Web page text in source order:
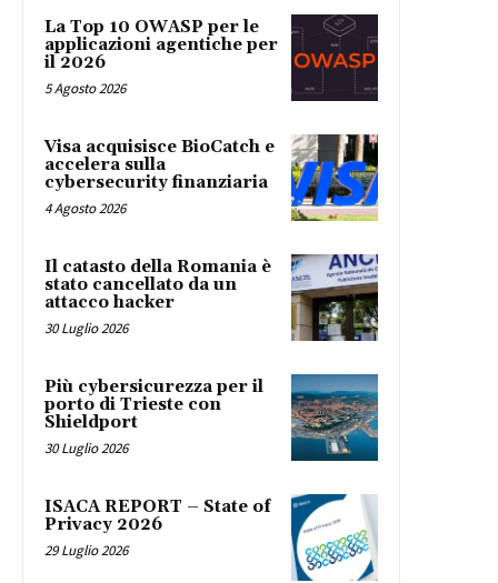
La Top 10 OWASP per le
applicazioni agentiche per
il 2026
5 Agosto 2026
Visa acquisisce BioCatch e
accelera sulla
cybersecurity finanziaria
4 Agosto 2026
Il catasto della Romania è
stato cancellato da un
attacco hacker
30 Luglio 2026
Più cybersicurezza per il
porto di Trieste con
Shieldport
30 Luglio 2026
ISACA REPORT – State of
Privacy 2026
29 Luglio 2026